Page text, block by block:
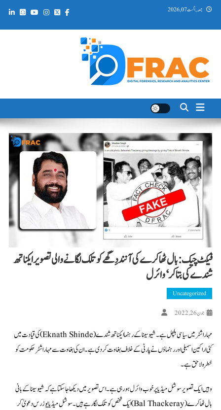
Skip جمعہ, اگست 07, 2026
DFRAC_ORG
فیکٹ چیک: بال ٹھاکرے کی آنند دِگھے کو تلک لگانے والی تصویر ایکناتھ
شندے کی بتا کر ‘وائرل
Uncategorized
جون 26, 2022
مہاراشٹر میں سیاسی ہلچل ہے۔ شیوسینا کے رہنما ایکناتھ شندے (Eknath Shinde)کی قیادت میں
کئی اراکین اسمبلی اور رہنما ؤں نے پارٹی کے خلاف بغاوت کر دی ہے ۔ ان کی بغاوت سے مہاراشٹر حکومت کو
خطرہ لاحق ہے۔
وہیں ایک تصویر سوشل میڈیا پر خوب وائرل ہو رہی ہے۔ اس تصویر میں دیکھا جا سکتا ہے کہ شیو سینا کے بانی
بال ٹھاکرے (Bal Thackeray) ایک شخص کو تلک لگا رہے ہیں۔ سوشل میڈیا یوزرس دعویٰ کر